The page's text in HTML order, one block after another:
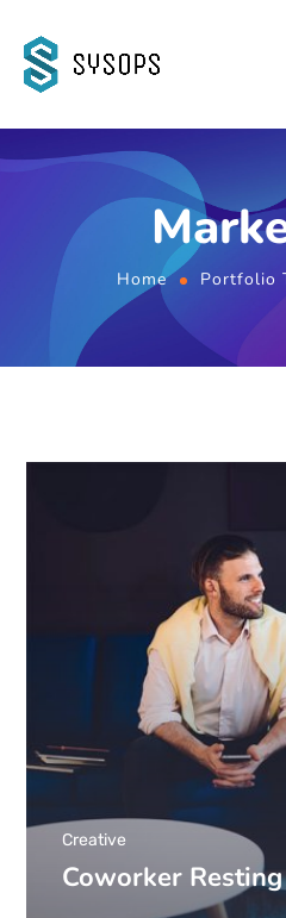
Home Portfolio
Coworker
Creative